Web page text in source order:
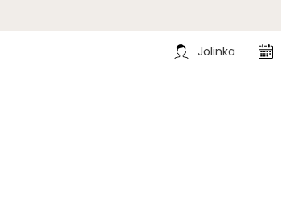
Jolinka